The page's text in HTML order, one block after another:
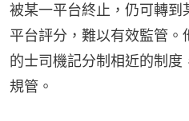
被某一平台終止，仍可轉到
平台評分，難以有效監管
的士司機記分制相近的制
規管。